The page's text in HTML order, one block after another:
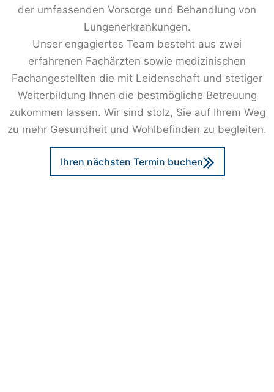
der umfassenden Vorsorge und Behandlung von
Lungenerkrankungen.
Unser engagiertes Team besteht aus zwei
erfahrenen Fachärzten sowie medizinischen
Fachangestellten die mit Leidenschaft und stetiger
Weiterbildung Ihnen die bestmögliche Betreuung
zukommen lassen. Wir sind stolz, Sie auf Ihrem Weg
zu mehr Gesundheit und Wohlbefinden zu begleiten.
Ihren nächsten Termin buchen